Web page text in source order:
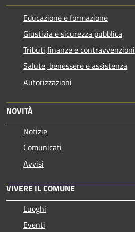
Educazione e formazione
Giustizia e sicurezza pubblica
Tributi,finanze e contravvenzioni
Salute, benessere e assistenza
Autorizzazioni
NOVITÀ
Notizie
Comunicati
Avvisi
VIVERE IL COMUNE
Luoghi
Eventi